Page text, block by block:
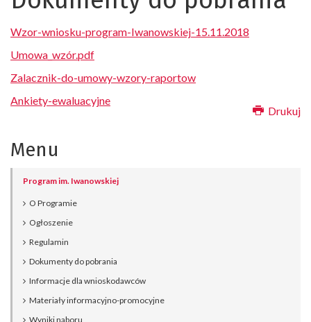
Wzor-wniosku-program-Iwanowskiej-15.11.2018
Umowa_wzór.pdf
Zalacznik-do-umowy-wzory-raportow
Ankiety-ewaluacyjne
Drukuj
Menu
Program im. Iwanowskiej
O Programie
Ogłoszenie
Regulamin
Dokumenty do pobrania
Informacje dla wnioskodawców
Materiały informacyjno-promocyjne
Wyniki naboru